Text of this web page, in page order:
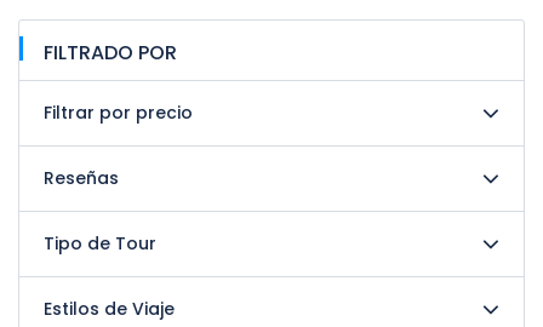
FILTRADO POR
Filtrar por precio
Reseñas
Tipo de Tour
Estilos de Viaje